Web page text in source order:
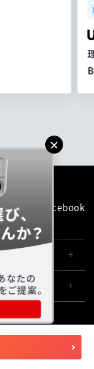
Facebook